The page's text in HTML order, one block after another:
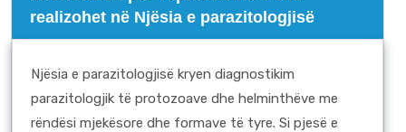
realizohet në Njësia e parazitologjisë
Njësia e parazitologjisë kryen diagnostikim
parazitologjik të protozoave dhe helminthëve me
rëndësi mjekësore dhe formave të tyre. Si pjesë e